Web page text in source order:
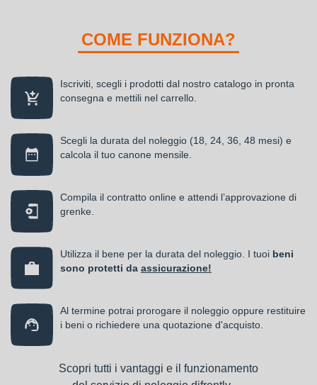
COME FUNZIONA?
Iscriviti, scegli i prodotti dal nostro catalogo in pronta
consegna e mettili nel carrello.
Scegli la durata del noleggio (18, 24, 36, 48 mesi) e
calcola il tuo canone mensile.
Compila il contratto online e attendi l’approvazione di
grenke.
Utilizza il bene per la durata del noleggio. I tuoi beni
sono protetti da assicurazione!
Al termine potrai prorogare il noleggio oppure restituire
i beni o richiedere una quotazione d'acquisto.
Scopri tutti i vantaggi e il funzionamento